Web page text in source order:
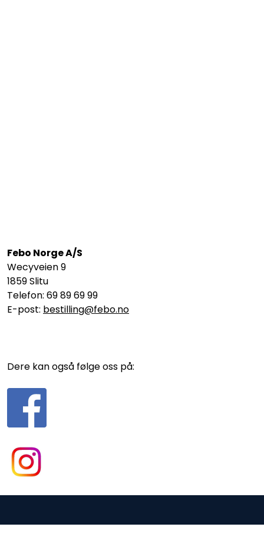
Febo Norge A/S
Wecyveien 9
1859 Slitu
Telefon: 69 89 69 99
E-post: bestilling@febo.no
Dere kan også følge oss på: